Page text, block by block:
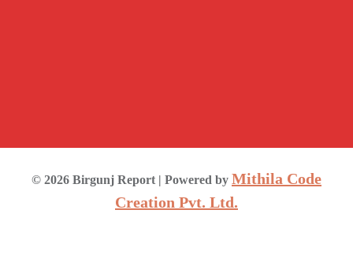
© 2026 Birgunj Report | Powered by Mithila Code
Creation Pvt. Ltd.